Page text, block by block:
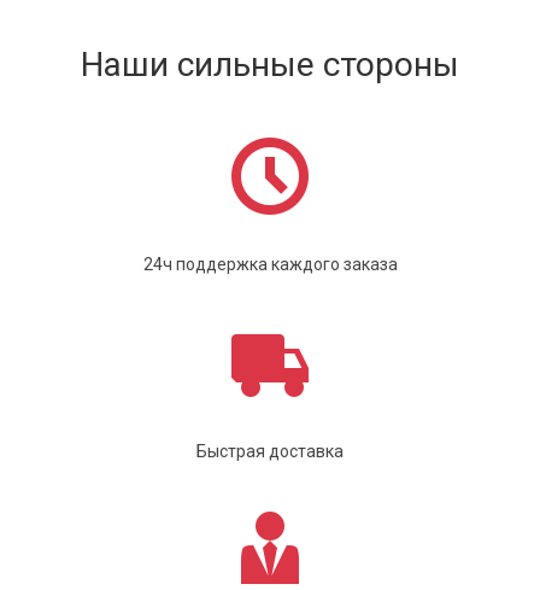
Наши сильные стороны
24ч поддержка каждого заказа
Быстрая доставка